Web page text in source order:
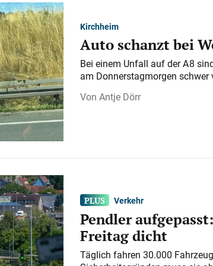
Kirchheim
Auto schanzt bei
Bei einem Unfall auf der A 8
am Donnerstagmorgen schwer
Antje Dörr
Verkehr
Pendler
Freitag dicht
Täglich fahren 30.000